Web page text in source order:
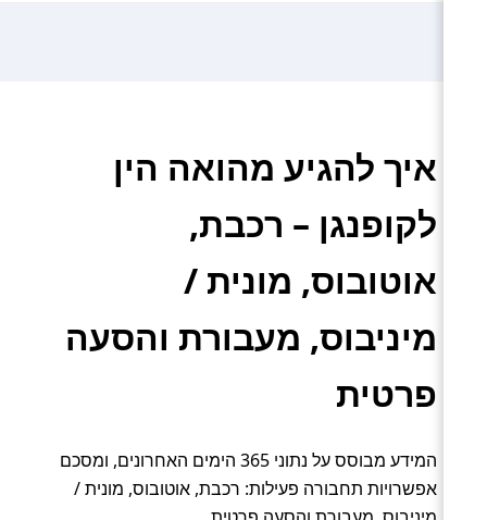
איך להגיע מהואה הין
לקופנגן – רכבת,
אוטובוס, מונית /
מיניבוס, מעבורת והסעה
פרטית
המידע מבוסס על נתוני 365 הימים האחרונים, ומסכם
אפשרויות תחבורה פעילות: רכבת, אוטובוס, מונית /